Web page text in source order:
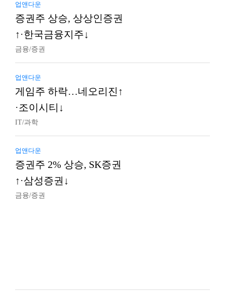
업앤다운
증권주 상승, 상상인증권
↑·한국금융지주↓
금융/증권
업앤다운
게임주 하락…네오리진↑
·조이시티↓
IT/과학
업앤다운
증권주 2% 상승, SK증권
↑·삼성증권↓
금융/증권